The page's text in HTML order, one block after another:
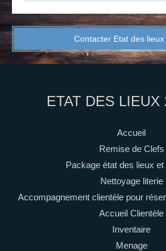
Contacter Etat des lieux
ETAT DES LIEUX
Accueil
Remise de Clefs
Package état des lieux et
Nettoyage literie
Accompagnement clientèle pour
Accueil Clientèle
Inventaire
Menage